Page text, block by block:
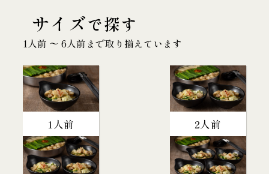
サイズで探す
1人前 〜 6人前まで取り揃えています
1人前 2人前